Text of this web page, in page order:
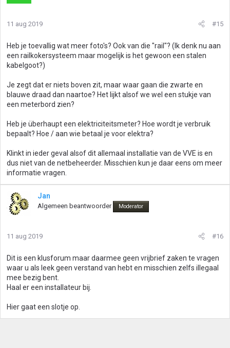
11 aug 2019 #15
Heb je toevallig wat meer foto's? Ook van die "rail"? (Ik denk nu aan
een railkokersysteem maar mogelijk is het gewoon een stalen
kabelgoot?)
Je zegt dat er niets boven zit, maar waar gaan die zwarte en
blauwe draad dan naartoe? Het lijkt alsof we wel een stukje van
een meterbord zien?
Heb je überhaupt een elektriciteitsmeter? Hoe wordt je verbruik
bepaalt? Hoe / aan wie betaal je voor elektra?
Klinkt in ieder geval alsof dit allemaal installatie van de VVE is en
dus niet van de netbeheerder. Misschien kun je daar eens om meer
informatie vragen.
Jan
Algemeen beantwoorder Moderator
11 aug 2019 #16
Dit is een klusforum maar daarmee geen vrijbrief zaken te vragen
waar u als leek geen verstand van hebt en misschien zelfs illegaal
mee bezig bent.
Haal er een installateur bij.
Hier gaat een slotje op.